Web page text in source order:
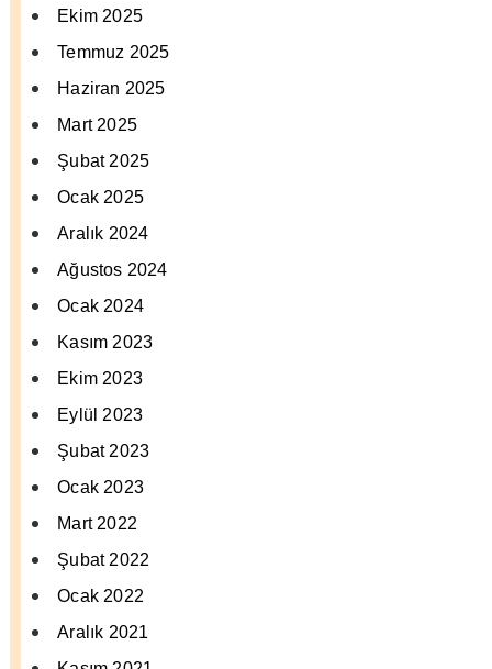
Ekim 2025
Temmuz 2025
Haziran 2025
Mart 2025
Şubat 2025
Ocak 2025
Aralık 2024
Ağustos 2024
Ocak 2024
Kasım 2023
Ekim 2023
Eylül 2023
Şubat 2023
Ocak 2023
Mart 2022
Şubat 2022
Ocak 2022
Aralık 2021